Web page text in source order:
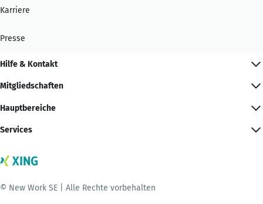
Karriere
Presse
Hilfe & Kontakt
Mitgliedschaften
Hauptbereiche
Services
© New Work SE | Alle Rechte vorbehalten